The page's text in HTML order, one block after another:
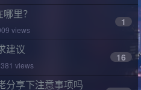
里？
views
1
建议
views
16
分享下注意事项吗